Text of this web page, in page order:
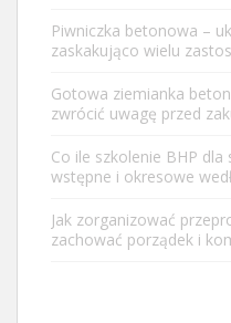
Piwniczka betonowa –
zaskakująco wielu
Gotowa ziemianka
zwrócić uwagę przed
Co ile szkolenie BHP
wstępne i okresowe
Jak zorganizować
zachować porządek i